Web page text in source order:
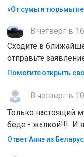
«От сумы и тюрьмы не
В четверг в
Сходите в
отправьте
Помогите открыть
В четверг в
Только настоящий
беде - жалкой!!! И я
Ответ Анне из